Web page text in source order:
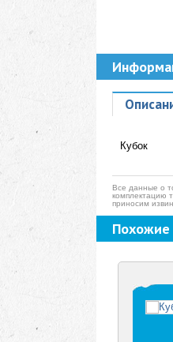
Кубок
Все данные о
комплектацию
приносим
Похожие